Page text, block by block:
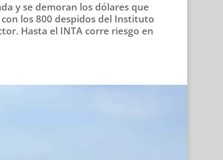
y se demoran los dólares que
los 800 despidos del Instituto
Hasta el INTA corre riesgo en